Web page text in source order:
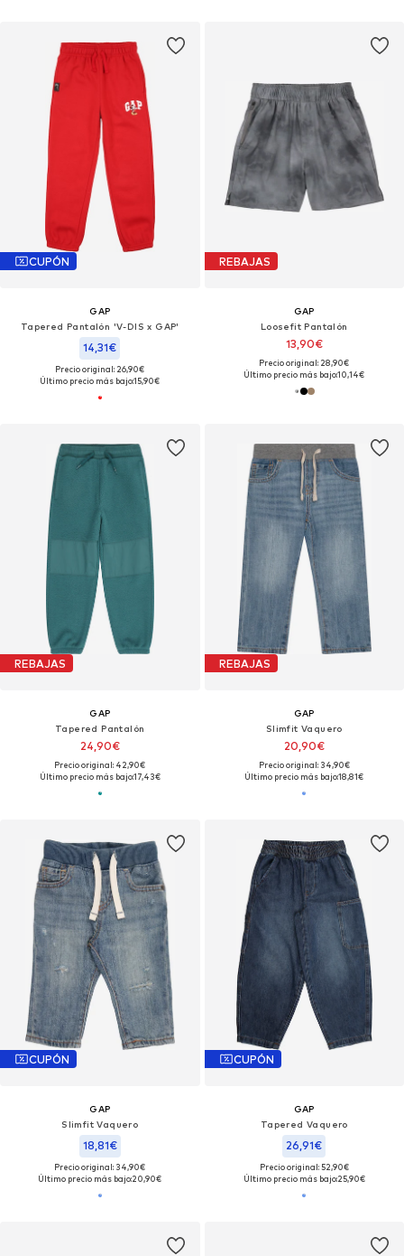
CUPÓN
GAP
Tapered Pantalón 'V-DIS x GAP'
14,31€
Precio original: 26,90€
Último precio más bajo:15,90€
REBAJAS
GAP
Loosefit Pantalón
13,90€
Precio original: 28,90€
Último precio más bajo:10,14€
REBAJAS
GAP
Tapered Pantalón
24,90€
Precio original: 42,90€
Último precio más bajo:17,43€
REBAJAS
GAP
Slimfit Vaquero
20,90€
Precio original: 34,90€
Último precio más bajo:18,81€
CUPÓN
GAP
Slimfit Vaquero
18,81€
Precio original: 34,90€
Último precio más bajo:20,90€
CUPÓN
GAP
Tapered Vaquero
26,91€
Precio original: 52,90€
Último precio más bajo:25,90€